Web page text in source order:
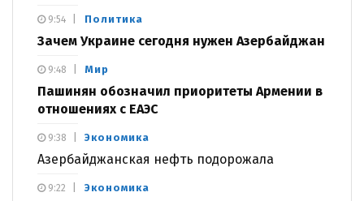
Политика
Зачем Украине сегодня нужен Азербайджан
9:54
Мир
Пашинян обозначил приоритеты Армении в
отношениях с ЕАЭС
9:48
Экономика
Азербайджанская нефть подорожала
9:38
Экономика
9:22